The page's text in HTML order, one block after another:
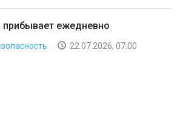
прибывает ежедневно
22.07.2026, 07:00